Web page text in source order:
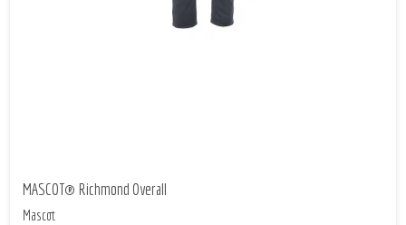
MASCOT® Richmond Overall
Mascot